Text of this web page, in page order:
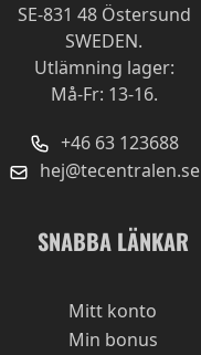
SE-831 48 Östersund
SWEDEN.
Utlämning lager:
Må-Fr: 13-16.
+46 63 123688
hej@tecentralen.se
SNABBA LÄNKAR
Mitt konto
Min bonus